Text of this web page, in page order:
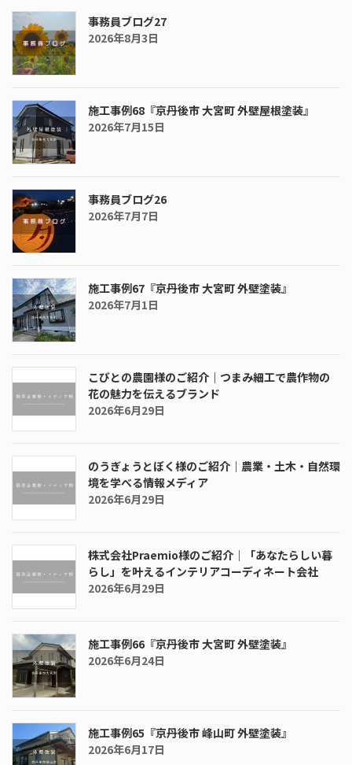
り
事務員ブログ27
2026年8月3日
施工事例68『京丹後市 大宮町 外壁屋根塗装』
2026年7月15日
事務員ブログ26
2026年7月7日
施工事例67『京丹後市 大宮町 外壁塗装』
2026年7月1日
こびとの農園様のご紹介｜つまみ細工で農作物の
花の魅力を伝えるブランド
2026年6月29日
のうぎょうとぼく様のご紹介｜農業・土木・自然環
境を学べる情報メディア
2026年6月29日
株式会社Praemio様のご紹介｜「あなたらしい暮
らし」を叶えるインテリアコーディネート会社
2026年6月29日
施工事例66『京丹後市 大宮町 外壁塗装』
2026年6月24日
施工事例65『京丹後市 峰山町 外壁塗装』
2026年6月17日